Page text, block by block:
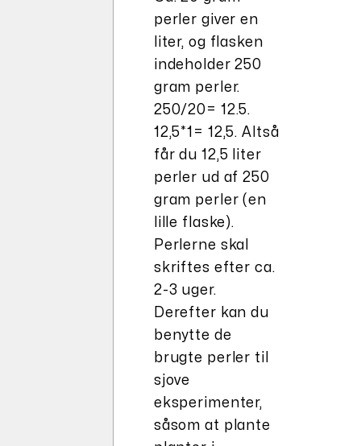
perler giver en
liter, og flasken
indeholder 250
gram perler.
250/20= 12.5.
12,5*1= 12,5. Altså
får du 12,5 liter
perler ud af 250
gram perler (en
lille flaske).
Perlerne skal
skriftes efter ca.
2-3 uger.
Derefter kan du
benytte de
brugte perler til
sjove
eksperimenter,
såsom at plante